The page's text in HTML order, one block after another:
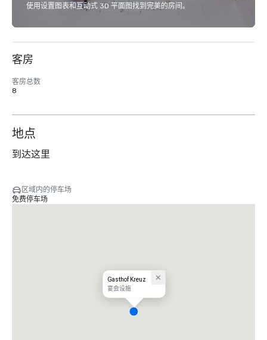
使用设置图表和互动式 3D 平面图找到完美的房间。
客房
客房总数
8
地点
到达这里
区域内的停车场
免费停车场
Gasthof Kreuz
宴会设施